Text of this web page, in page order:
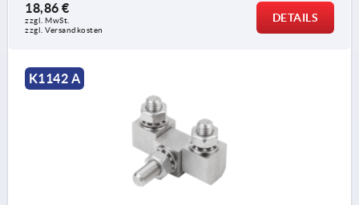
18,86 €
zzgl. MwSt.
zzgl. Versandkosten
DETAILS
K1142 A